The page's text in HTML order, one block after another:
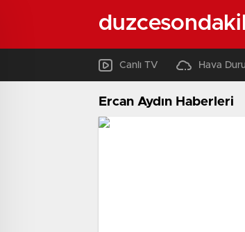
Canlı TV Hava
Ercan Aydın Haberleri